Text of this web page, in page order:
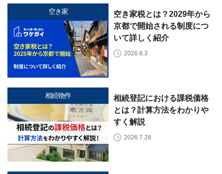
な
ど
📊
訳
物
取
実
績
全
国
47
都
空き家
空き家税とは？2029年から
京都で開始される制度につ
いて詳しく紹介
2026.6.3
相続物件
相続登記における課税価格
とは？計算方法をわかりや
すく解説
2026.7.28